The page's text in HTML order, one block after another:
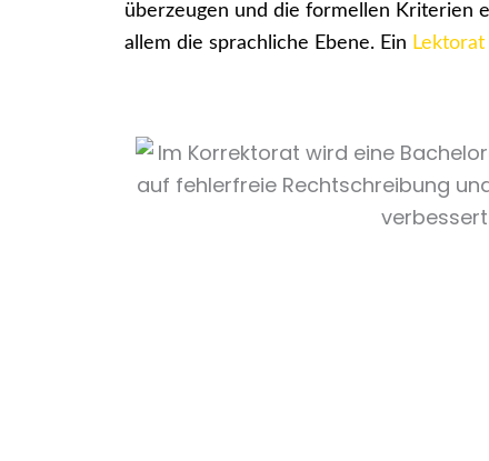
überzeugen und die formellen Kriterien
allem die sprachliche Ebene. Ein Lektorat